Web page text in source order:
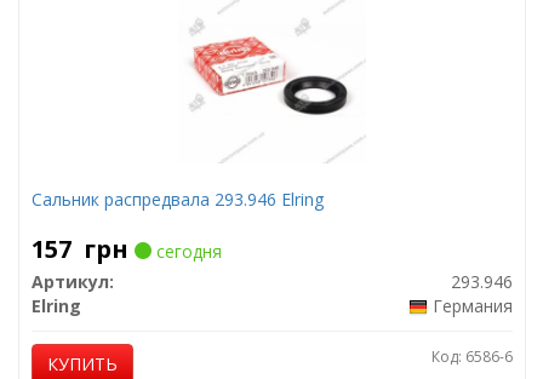
Сальник распредвала 293.946 Elring
157 грн
сегодня
Артикул:
293.946
Elring
Германия
КУПИТЬ Код: 6586-6